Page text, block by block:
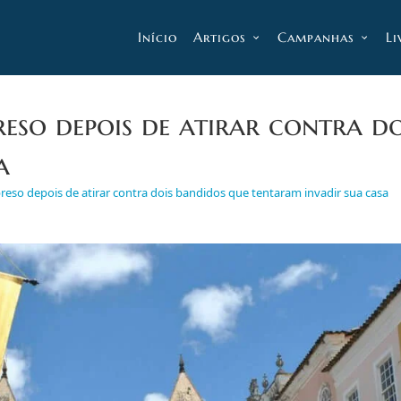
Início Artigos Campanhas
depois de atirar contra
depois de atirar contra dois bandidos que tentaram invadir sua casa